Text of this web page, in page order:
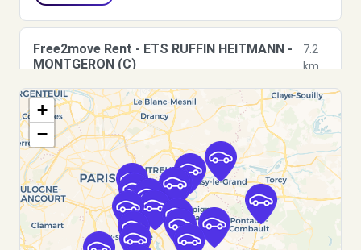
Free2move Rent - ETS RUFFIN HEITMANN -
MONTGERON (C)
7.2
km
129 AVENUE CHARLES DE GAULLE
MONTGERON, FR-91, 91230
Voir l'agence
Free2Move Rent - CLV AUTOMOBILES -
COMBS-LA-VILLE (C)
7.5
2 RUE LOUIS ET AUGUSTE LUMIERE
+
−